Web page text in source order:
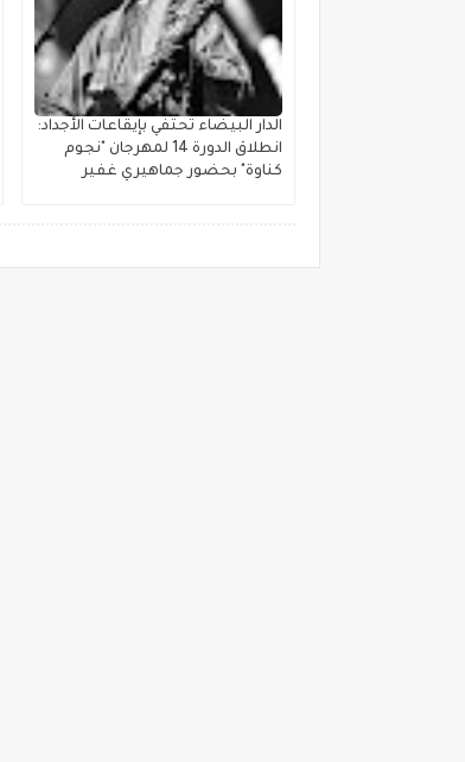
الدار البيضاء تحتفي بإيقاعات الأجداد:
انطلاق الدورة 14 لمهرجان "نجوم
كناوة" بحضور جماهيري غفير